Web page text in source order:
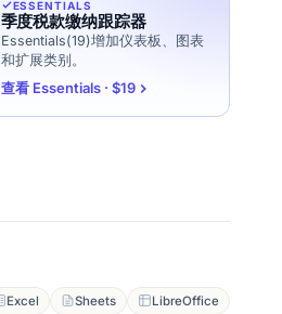
ESSENTIALS
季度税款缴纳跟踪器
Essentials(19)增加仪表板、图表
和扩展类别。
查看 Essentials · $19
Excel Sheets LibreOffice